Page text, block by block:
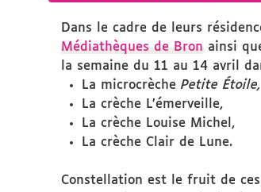
Dans le cadre de leurs
Médiathèques de Bron ainsi
la semaine du 11 au 14 avril
La microcrèche Petite Étoile,
La crèche L’émerveille,
La crèche Louise Michel,
La crèche Clair de Lune.
Constellation est le fruit de